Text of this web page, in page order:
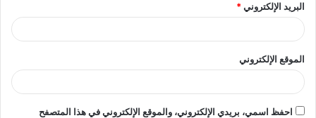
البريد الإلكتروني*
الموقع الإلكتروني
احفظ اسمي، بريدي الإلكتروني، والموقع الإلكتروني في هذا المتصفح